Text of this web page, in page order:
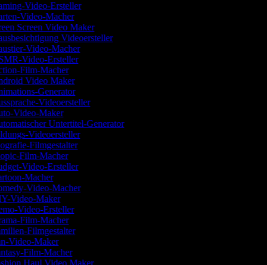
Video-Ersteller
Video-Macher
Screen Video Maker
Videoersteller
Video-Macher
Video-Ersteller
Film-Macher
Video Maker
Generator
Videoersteller
Video-Maker
Untertitel-Generator
Videoersteller
Filmgestalter
Film-Macher
Video-Ersteller
Macher
Video-Macher
Video-Maker
Video-Ersteller
Film-Macher
Filmgestalter
Video-Maker
Film-Macher